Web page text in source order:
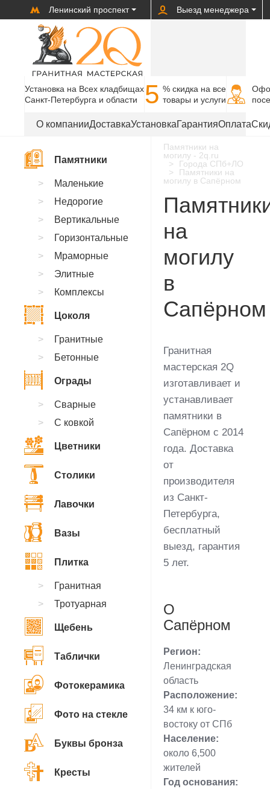
Ленинский проспект Выезд менеджера
Установка на Всех кладбищах
Санкт-Петербурга и области
5 % cкидка на все
товары и услуги
О компанииДоставкаУстановкаГарантияОплата
Памятники на
могилу - 2q.ru
Города СПб+ЛО
Памятники на
могилу в Сапёрном
на
могилу
в
Сапёрном
Гранитная
мастерская 2Q
изготавливает и
устанавливает
памятники в
Сапёрном с 2014
года. Доставка
от
производителя
из Санкт-
Петербурга,
бесплатный
выезд, гарантия
5 лет.
О
Сапёрном
Регион:
Ленинградская
область
Расположение:
34 км к юго-
востоку от СПб
Население:
около 6,500
жителей
Год основания:
Памятники
Маленькие
Недорогие
Вертикальные
Горизонтальные
Мраморные
Элитные
Комплексы
Цоколя
Гранитные
Бетонные
Ограды
Сварные
С ковкой
Цветники
Столики
Лавочки
Вазы
Плитка
Гранитная
Тротуарная
Щебень
Таблички
Фотокерамика
Фото на стекле
Буквы бронза
Кресты